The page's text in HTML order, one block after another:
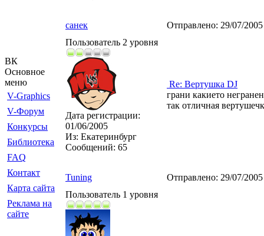
ВК
Основное
меню
V-Graphics
V-Форум
Конкурсы
Библиотека
FAQ
Контакт
Карта сайта
Реклама на
сайте
санек Отправлено: 29/07/
Пользователь 2 уровня
Дата регистрации:
01/06/2005
Из: Екатеринбург
Сообщений: 65
Re: Вертушка DJ
грани какието
так отличная
Tuning Отправлено: 29/07/
Пользователь 1 уровня